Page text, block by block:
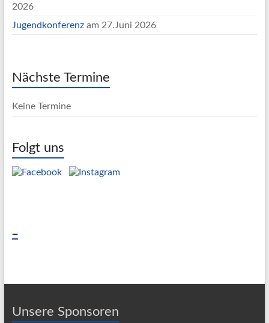
2026
Jugendkonferenzam 27.Juni 2026
Nächste Termine
Keine Termine
Folgt uns
Unsere Sponsoren